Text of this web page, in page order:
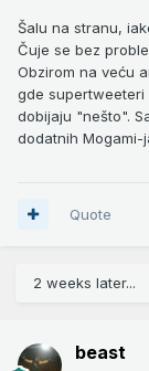
Šalu na stranu,
Čuje se bez
Obzirom na veću
gde supertweeteri
dobijaju "nešto".
dodatnih Mogami-
Quote
2 weeks later...
beast